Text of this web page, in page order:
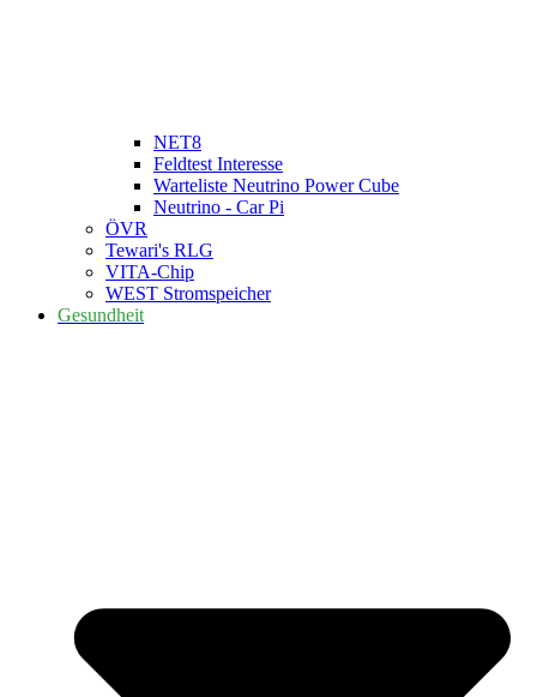
NET8
Feldtest Interesse
Warteliste Neutrino Power Cube
Neutrino - Car Pi
ÖVR
Tewari's RLG
VITA-Chip
WEST Stromspeicher
Gesundheit